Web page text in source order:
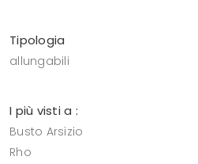
Tipologia
allungabili
I più visti a :
Busto Arsizio
Rho